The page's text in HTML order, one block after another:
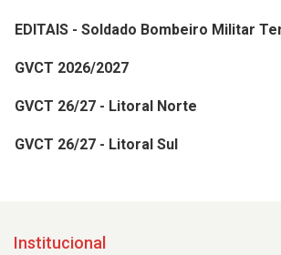
EDITAIS - Soldado Bombeiro Militar
GVCT 2026/2027
GVCT 26/27 - Litoral Norte
GVCT 26/27 - Litoral Sul
Institucional